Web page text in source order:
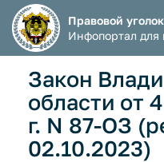
Правовой
Инфопортал
Закон
области от
г. N 87-ОЗ
02.10.2023)